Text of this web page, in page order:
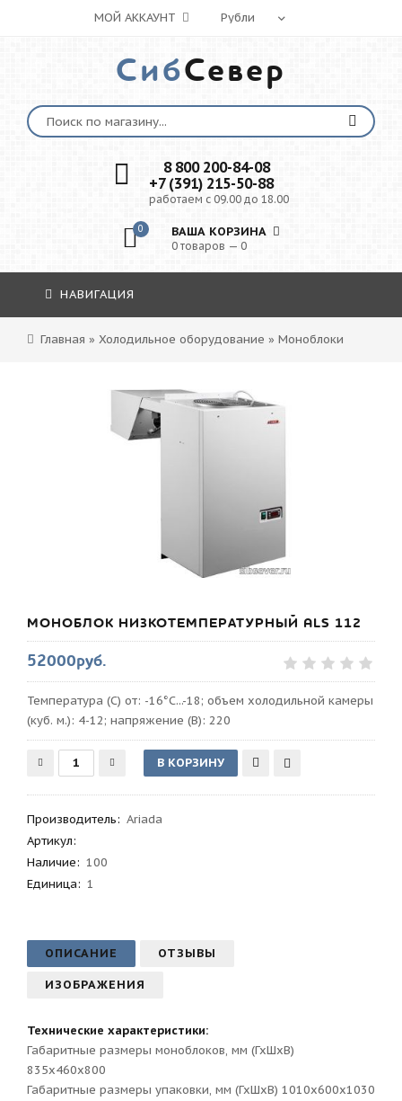
МОЙ АККАУНТ
СибСевер
8 800 200-84-08
+7 (391) 215-50-88
работаем с 09.00 до 18.00
0 ВАША КОРЗИНА
0 товаров — 0
НАВИГАЦИЯ
Главная » Холодильное оборудование » Моноблоки
МОНОБЛОК НИЗКОТЕМПЕРАТУРНЫЙ ALS 112
52000руб.
Температура (С) от: -16°С...-18; объем холодильной камеры
(куб. м.): 4-12; напряжение (В): 220
Производитель: Ariada
Артикул:
Наличие: 100
Единица: 1
ОПИСАНИЕ ОТЗЫВЫ
ИЗОБРАЖЕНИЯ
Технические характеристики:
Габаритные размеры моноблоков, мм (ГхШхВ)
835х460х800
Габаритные размеры упаковки, мм (ГхШхВ) 1010х600х1030